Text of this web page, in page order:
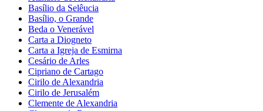
Basílio da Selêucia
Basílio, o Grande
Beda o Venerável
Carta a Diogneto
Carta a Igreja de Esmirna
Cesário de Arles
Cipriano de Cartago
Cirilo de Alexandria
Cirilo de Jerusalém
Clemente de Alexandria